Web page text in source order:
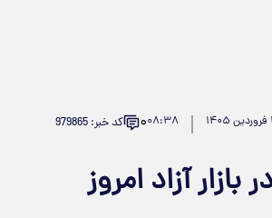
۰۸:۳۸۰ کد خبر: 979865
آزاد امروز